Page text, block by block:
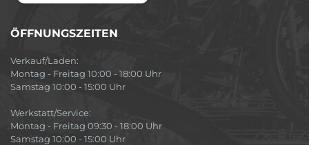
ÖFFNUNGSZEITEN
Verkauf/Laden:
Montag - Freitag 10:00 - 18:00 Uhr
Samstag 10:00 - 15:00 Uhr
Werkstatt/Service:
Montag - Freitag 09:30 - 18:00 Uhr
Samstag 10:00 - 15:00 Uhr